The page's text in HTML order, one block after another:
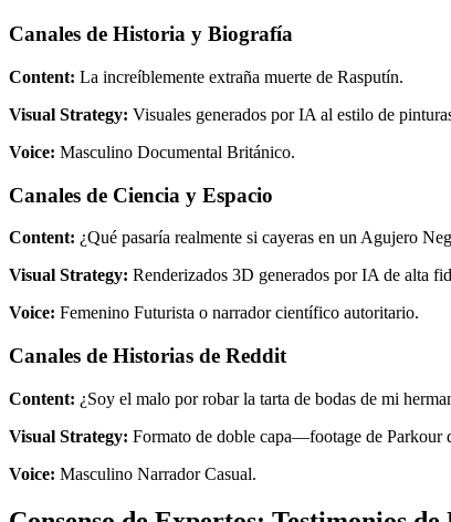
Canales de Historia y Biografía
Content: La increíblemente extraña muerte de Rasputín.
Visual Strategy: Visuales generados por IA al estilo de
Voice: Masculino Documental Británico.
Canales de Ciencia y Espacio
Content: ¿Qué pasaría realmente si cayeras en un Agujero
Visual Strategy: Renderizados 3D generados por IA de alta
Voice: Femenino Futurista o narrador científico autoritario.
Canales de Historias de Reddit
Content: ¿Soy el malo por robar la tarta de bodas de mi
Visual Strategy: Formato de doble capa—footage de Parkour
Voice: Masculino Narrador Casual.